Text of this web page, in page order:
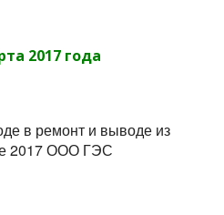
2017 года
в ремонт и выводе из
2017 ООО ГЭС